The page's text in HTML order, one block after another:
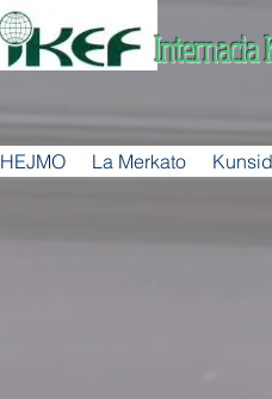
Internacia
HEJMO La Merkato